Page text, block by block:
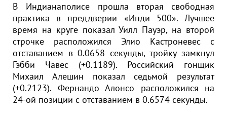
В Индианаполисе прошла вторая свободная
практика в преддверии «Инди 500». Лучшее
время на круге показал Уилл Пауэр, на второй
строчке расположился Элио Кастроневес с
отставанием в 0.0658 секунды, тройку замкнул
Гэбби Чавес (+0.1189). Российский гонщик
Михаил Алешин показал седьмой результат
(+0.2123). Фернандо Алонсо расположился на
24-ой позиции с отставанием в 0.6574 секунды.